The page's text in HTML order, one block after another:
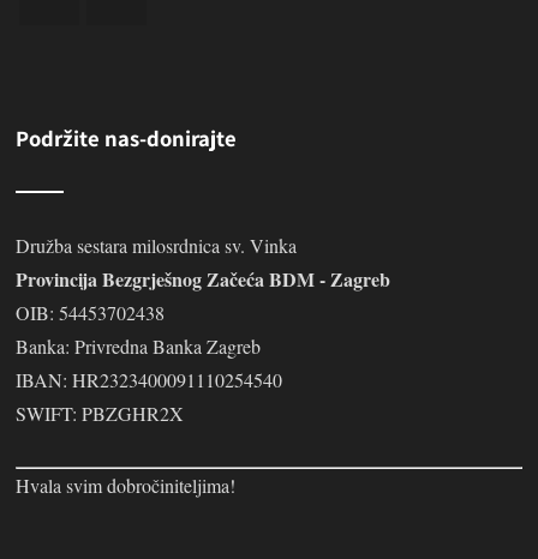
Podržite nas-donirajte
Družba sestara milosrdnica sv. Vinka
Provincija Bezgrješnog Začeća BDM - Zagreb
OIB: 54453702438
Banka: Privredna Banka Zagreb
IBAN: HR2323400091110254540
SWIFT: PBZGHR2X
Hvala svim dobročiniteljima!